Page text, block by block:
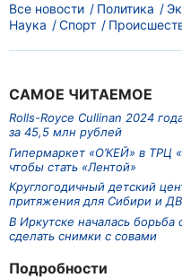
САМОЕ ЧИТАЕМОЕ
Rolls-Royce Cullinan 2024
за 45,5 млн рублей
Гипермаркет «О’КЕЙ» в ТРЦ
чтобы стать «Лентой»
Круглогодичный детский
притяжения для Сибири и ДВ
В Иркутске началась
сделать снимки с совами
Подробности
Все новости Политика
Наука
Спорт